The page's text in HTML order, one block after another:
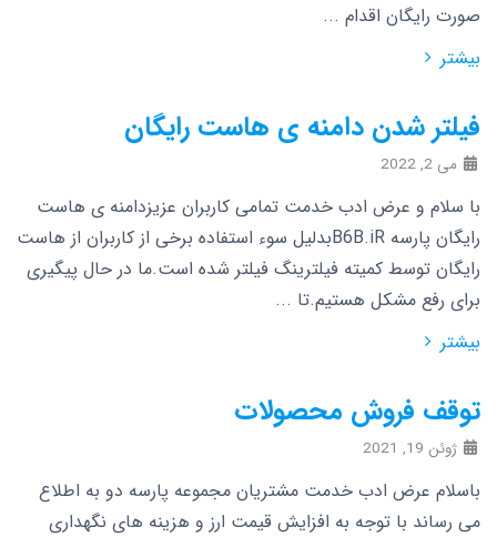
صورت رایگان اقدام ...
بیشتر
فیلتر شدن دامنه ی هاست رایگان
می 2, 2022
با سلام و عرض ادب خدمت تمامی کاربران عزیزدامنه ی هاست
رایگان پارسه B6B.iRبدلیل سوء استفاده برخی از کاربران از هاست
رایگان توسط کمیته فیلترینگ فیلتر شده است.ما در حال پیگیری
برای رفع مشکل هستیم.تا ...
بیشتر
توقف فروش محصولات
ژوئن 19, 2021
باسلام عرض ادب خدمت مشتریان مجموعه پارسه دو به اطلاع
می رساند با توجه به افزایش قیمت ارز و هزینه های نگهداری